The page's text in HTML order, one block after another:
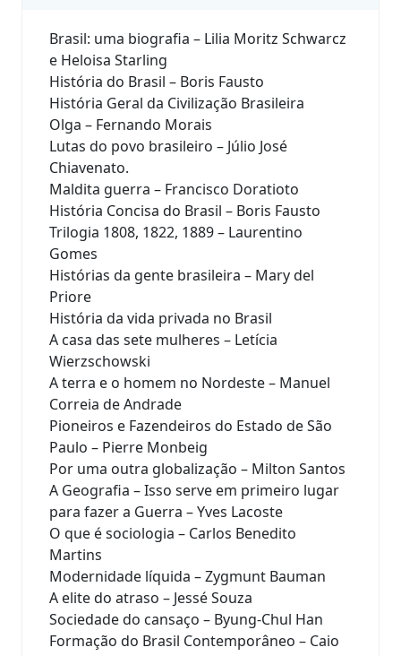
Brasil: uma biografia – Lilia Moritz Schwarcz
e Heloisa Starling
História do Brasil – Boris Fausto
História Geral da Civilização Brasileira
Olga – Fernando Morais
Lutas do povo brasileiro – Júlio José
Chiavenato.
Maldita guerra – Francisco Doratioto
História Concisa do Brasil – Boris Fausto
Trilogia 1808, 1822, 1889 – Laurentino
Gomes
Histórias da gente brasileira – Mary del
Priore
História da vida privada no Brasil
A casa das sete mulheres – Letícia
Wierzschowski
A terra e o homem no Nordeste – Manuel
Correia de Andrade
Pioneiros e Fazendeiros do Estado de São
Paulo – Pierre Monbeig
Por uma outra globalização – Milton Santos
A Geografia – Isso serve em primeiro lugar
para fazer a Guerra – Yves Lacoste
O que é sociologia – Carlos Benedito
Martins
Modernidade líquida – Zygmunt Bauman
A elite do atraso – Jessé Souza
Sociedade do cansaço – Byung-Chul Han
Formação do Brasil Contemporâneo – Caio